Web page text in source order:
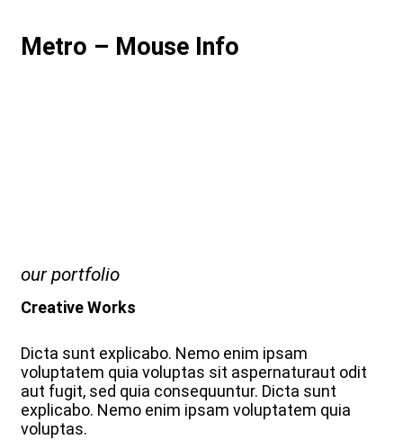
Metro – Mouse Info
our portfolio
Creative Works
Dicta sunt explicabo. Nemo enim ipsam
voluptatem quia voluptas sit aspernaturaut odit
aut fugit, sed quia consequuntur. Dicta sunt
explicabo. Nemo enim ipsam voluptatem quia
voluptas.